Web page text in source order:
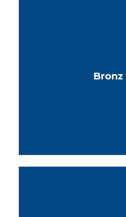
Bronz